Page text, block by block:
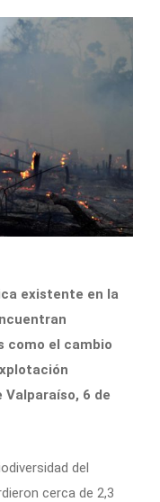
existente en la
como el cambio
Valparaíso, 6 de
del
cerca de 2,3